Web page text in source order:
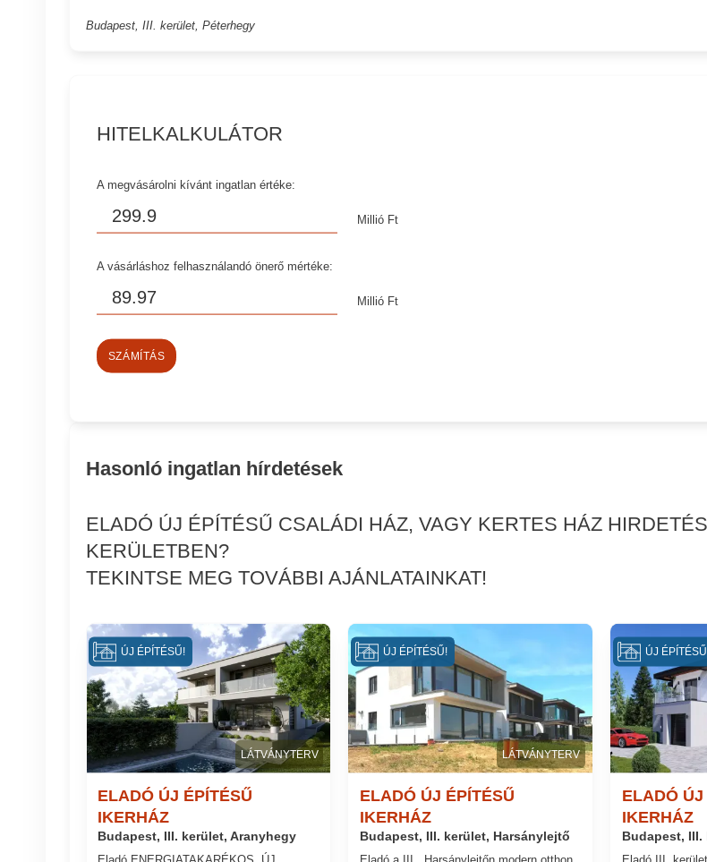
Budapest, III. kerület, Péterhegy
HITELKALKULÁTOR
A megvásárolni kívánt ingatlan értéke:
Millió Ft
A vásárláshoz felhasználandó önerő mértéke:
Millió Ft
SZÁMÍTÁS
Hasonló ingatlan hírdetések
ELADÓ ÚJ ÉPÍTÉSŰ CSALÁDI HÁZ, VAGY KERTES HÁZ
KERÜLETBEN?
TEKINTSE MEG TOVÁBBI AJÁNLATAINKAT!
LÁTVÁNYTERV
ELADÓ ÚJ ÉPÍTÉSŰ
IKERHÁZ
Budapest, III. kerület, Aranyhegy
ÚJ ÉPÍTÉSŰ!
LÁTVÁNYTERV
ELADÓ ÚJ ÉPÍTÉSŰ
IKERHÁZ
Budapest, III. kerület, Harsánylejtő
ÚJ ÉPÍTÉSŰ!
ELADÓ ÚJ
IKERHÁZ
Budapest, III.
ÚJ